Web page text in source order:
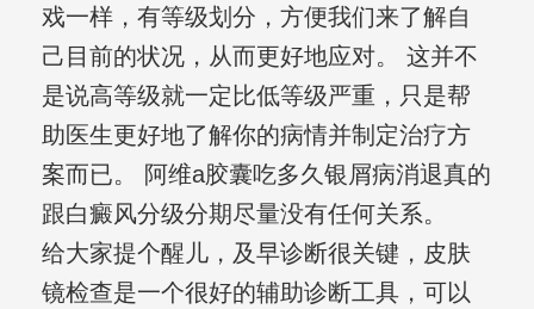
戏一样，有等级划分，方便我们来了解自
己目前的状况，从而更好地应对。 这并不
是说高等级就一定比低等级严重，只是帮
助医生更好地了解你的病情并制定治疗方
案而已。 阿维a胶囊吃多久银屑病消退真的
跟白癜风分级分期尽量没有任何关系。
给大家提个醒儿，及早诊断很关键，皮肤
镜检查是一个很好的辅助诊断工具，可以